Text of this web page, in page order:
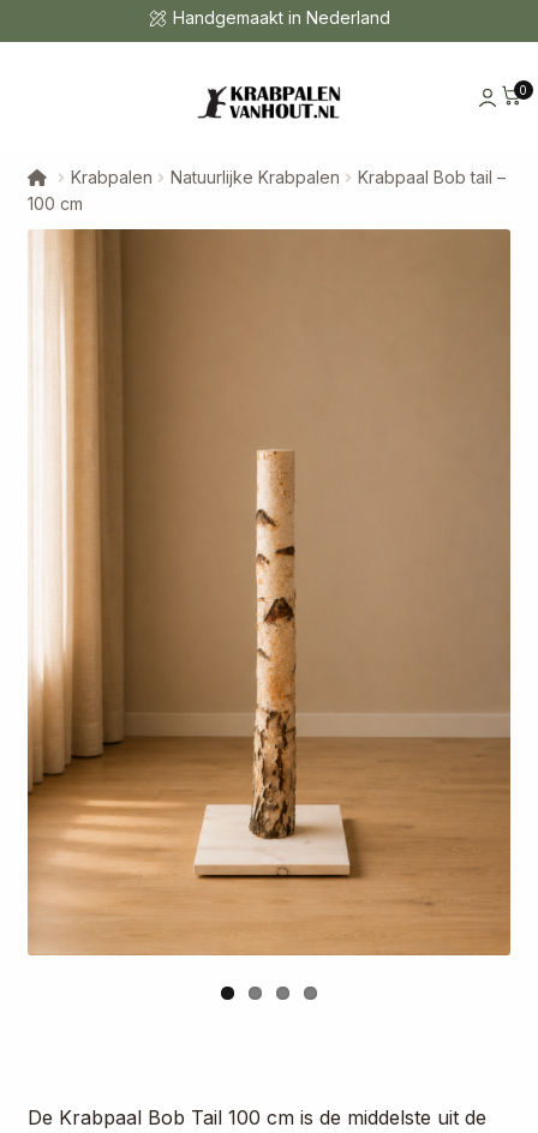
Duurzaam en natuurlijk
0
Krabpalen Natuurlijke Krabpalen
Krabpaal Bob tail –
100 cm
De Krabpaal Bob Tail 100 cm is de middelste uit de